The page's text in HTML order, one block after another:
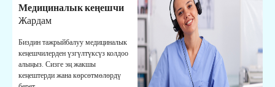
Медициналык кеңешчи
Жардам
Биздин тажрыйбалуу медициналык
кеңешчилерден үзгүлтүксүз колдоо
алыңыз. Сизге эң жакшы
кеңештерди жана көрсөтмөлөрдү